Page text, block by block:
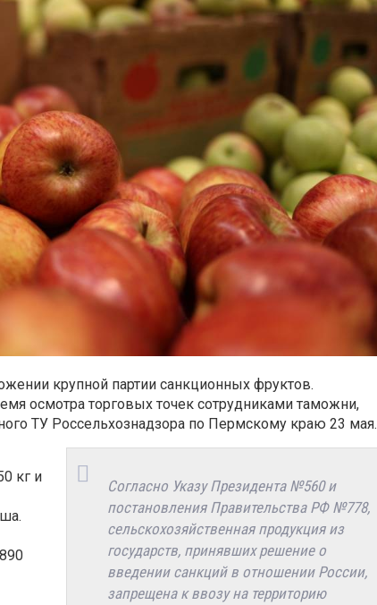
крупной партии санкционных фруктов.
осмотра торговых точек сотрудниками таможни,
ТУ Россельхознадзора по Пермскому краю 23 мая.
Согласно Указу Президента №560 и
постановления Правительства РФ №778,
сельскохозяйственная продукция из
государств, принявших решение о
введении санкций в отношении России,
запрещена к ввозу на территорию
кг и